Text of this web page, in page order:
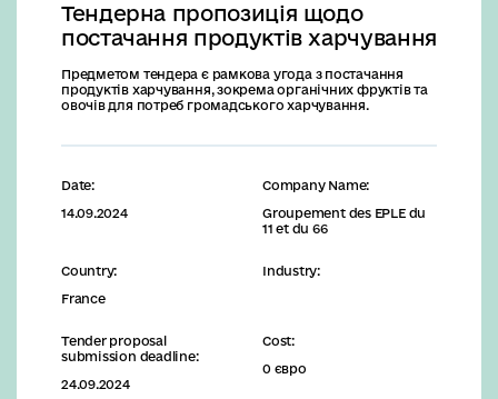
Тендерна пропозиція щодо
постачання продуктів харчування
Предметом тендера є рамкова угода з постачання
продуктів харчування, зокрема органічних фруктів та
овочів для потреб громадського харчування.
Date:
14.09.2024
Company Name:
Groupement des EPLE du
11 et du 66
Country:
France
Industry:
Tender proposal
submission deadline:
24.09.2024
Cost:
0 євро